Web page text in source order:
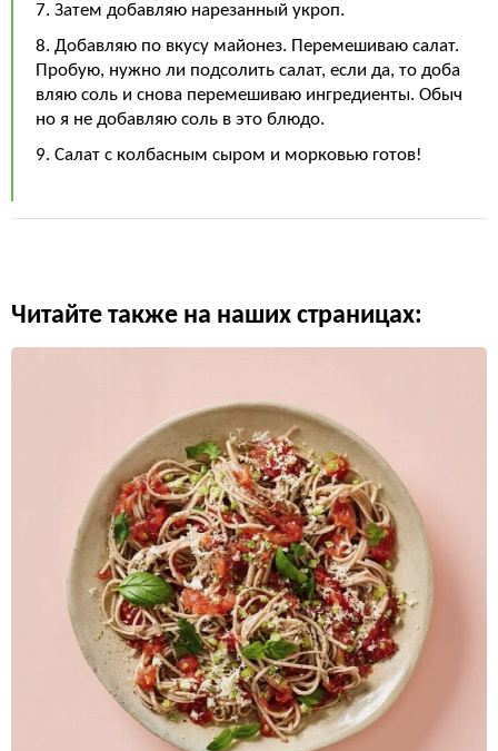
7. Затем добавляю нарезанный укроп.
8. Добавляю по вкусу майонез. Перемешиваю салат.
Пробую, нужно ли подсолить салат, если да, то доба
вляю соль и снова перемешиваю ингредиенты. Обыч
но я не добавляю соль в это блюдо.
9. Салат с колбасным сыром и морковью готов!
Читайте также на наших страницах: